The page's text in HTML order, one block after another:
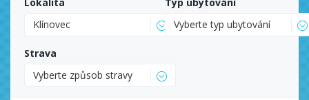
Klínovec
Vyberte typ ubytování
Strava
Vyberte způsob stravy